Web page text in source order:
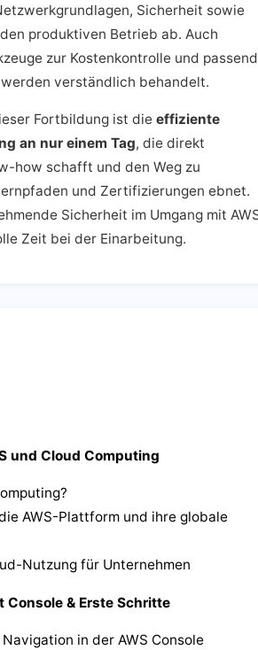
Sicherheit sowie
produktiven Betrieb ab. Auch
zur Kostenkontrolle und
verständlich behandelt.
Fortbildung ist die effiziente
an nur einem Tag, die direkt
how schafft und den Weg zu
und Zertifizierungen ebnet.
Sicherheit im Umgang mit
Zeit bei der Einarbeitung.
und Cloud Computing
AWS-Plattform und ihre globale
Nutzung für Unternehmen
Console & Erste Schritte
in der AWS Console